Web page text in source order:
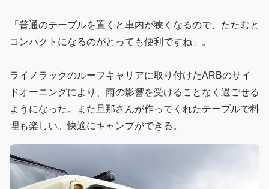
「普通のテーブルを置くと車内が狭くなるので、たたむと
コンパクトになるのがとっても便利ですね」。
ライノラックのルーフキャリアに取り付けたARBのサイ
ドオーニングにより、雨の影響を受けることなく過ごせる
ようになった。また旦那さんが作ってくれたテーブルで料
理も楽しい。快適にキャンプができる。